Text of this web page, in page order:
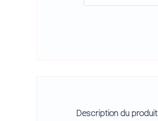
Description du produit